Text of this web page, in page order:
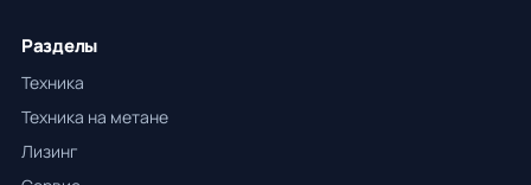
Разделы
Техника
Техника на метане
Лизинг